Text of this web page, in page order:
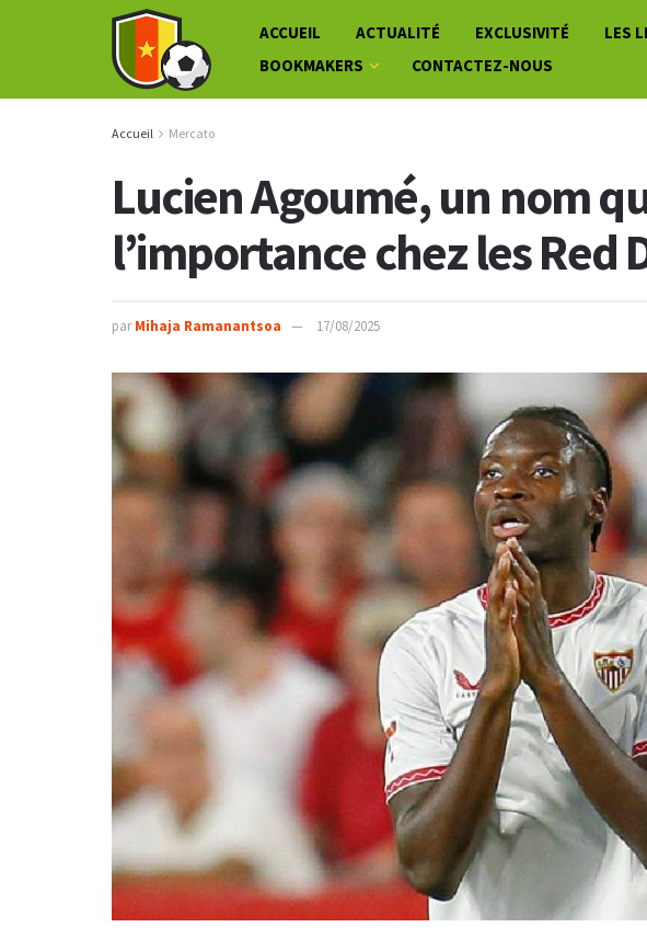
ACCUEIL ACTUALITÉ EXCLUSIVITÉ LES
BOOKMAKERS
CONTACTEZ-NOUS
Accueil Mercato
Lucien Agoumé, un nom
l’importance chez les Red
par Mihaja Ramanantsoa 17/08/2025